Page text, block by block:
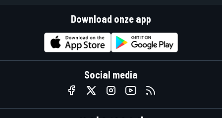
Download onze app
Social media